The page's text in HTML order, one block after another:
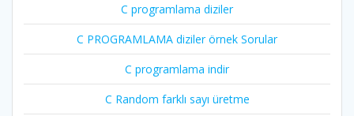
C programlama diziler
C PROGRAMLAMA diziler örnek Sorular
C programlama indir
C Random farklı sayı üretme